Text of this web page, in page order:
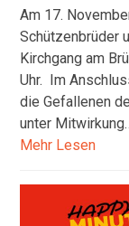
Am 17.
Schützenbrüder
Kirchgang am
Uhr. Im
die Gefallenen
unter
Mehr Lesen